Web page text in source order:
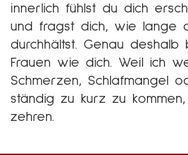
innerlich fühlst du dich
und fragst dich, wie lange
durchhältst. Genau deshalb
Frauen wie dich. Weil ich
Schmerzen, Schlafmangel
ständig zu kurz zu
zehren.